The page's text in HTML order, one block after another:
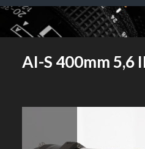
AI-S 400mm 5,6